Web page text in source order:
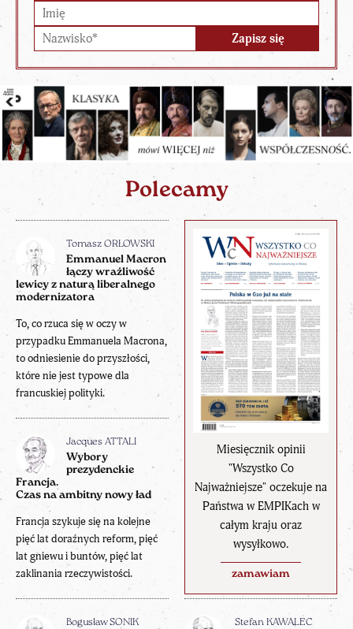
Polecamy
Miesięcznik opinii
"Wszystko Co
Najważniejsze" oczekuje na
Państwa w EMPIKach w
całym kraju oraz
wysyłkowo.
zamawiam
Tomasz ORŁOWSKI
Emmanuel Macron
łączy wrażliwość
lewicy z naturą liberalnego
modernizatora
To, co rzuca się w oczy w
przypadku Emmanuela Macrona,
to odniesienie do przyszłości,
które nie jest typowe dla
francuskiej polityki.
Jacques ATTALI
Wybory
prezydenckie
Francja.
Czas na ambitny nowy ład
Francja szykuje się na kolejne
pięć lat doraźnych reform, pięć
lat gniewu i buntów, pięć lat
zaklinania rzeczywistości.
Bogusław SONIK Stefan KAWALEC